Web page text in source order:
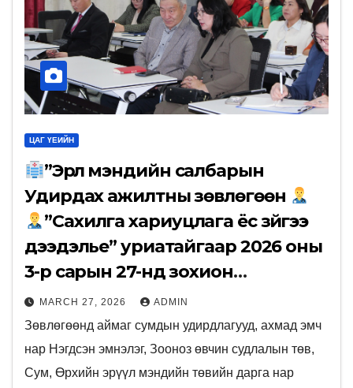
ЦАГ ҮЕИЙН
”Эрүүл мэндийн салбарын
Удирдах ажилтны зөвлөгөөн
”Сахилга хариуцлага ёс зүйгээ
дээдэлье” уриатайгаар 2026 оны
3-р сарын 27-нд зохион
байгуулагдлаа.
MARCH 27, 2026 ADMIN
Зөвлөгөөнд аймаг сумдын удирдлагууд, ахмад эмч
нар Нэгдсэн эмнэлэг, Зооноз өвчин судлалын төв,
Сум, Өрхийн эрүүл мэндийн төвийн дарга нар